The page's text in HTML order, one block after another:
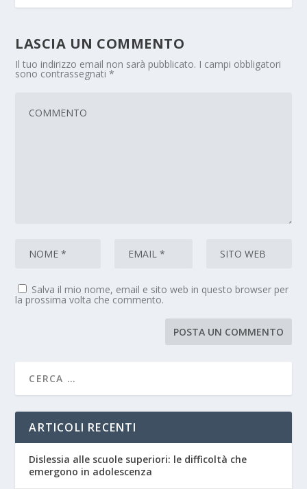
LASCIA UN COMMENTO
Il tuo indirizzo email non sarà pubblicato. I campi obbligatori
sono contrassegnati*
Salva il mio nome, email e sito web in questo browser per
la prossima volta che commento.
ARTICOLI RECENTI
Dislessia alle scuole superiori: le difficoltà che
emergono in adolescenza